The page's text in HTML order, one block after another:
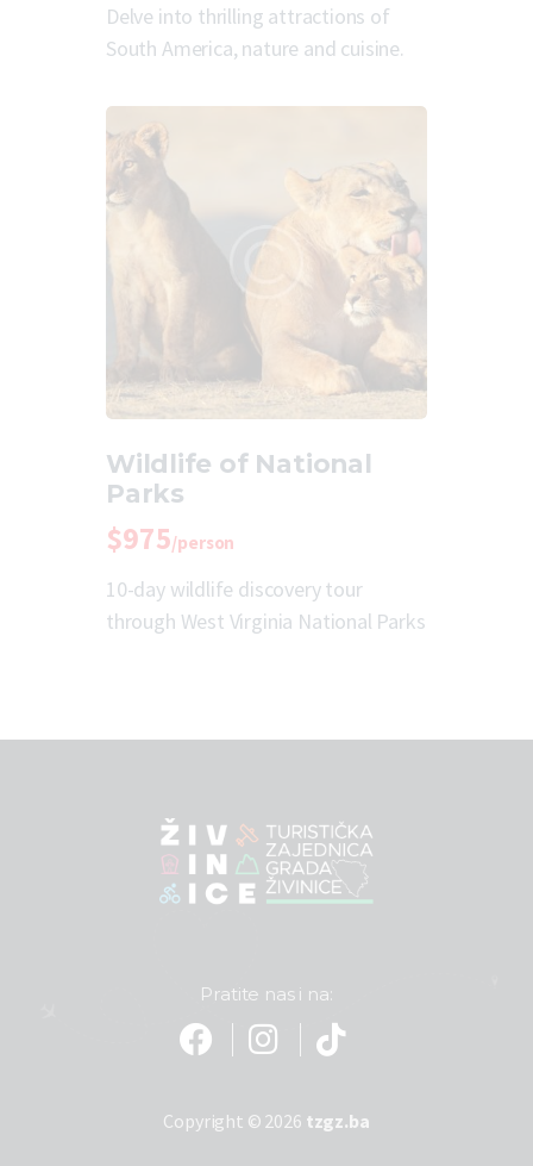
Delve into thrilling attractions of
South America, nature and cuisine.
Wildlife of National
Parks
$975/person
10-day wildlife discovery tour
through West Virginia National Parks
Pratite nas i na:
Copyright © 2026 tzgz.ba